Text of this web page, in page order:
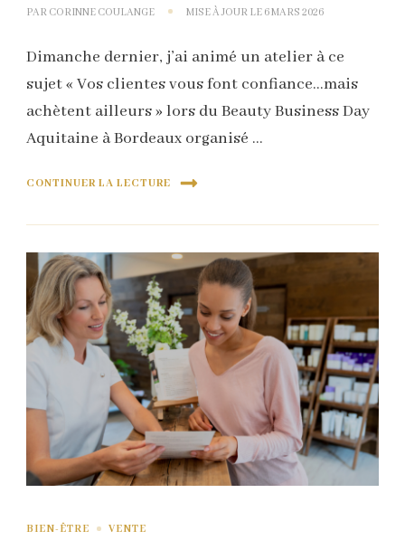
PAR CORINNE COULANGE MISE À JOUR LE 6 MARS 2026
Dimanche dernier, j’ai animé un atelier à ce
sujet « Vos clientes vous font confiance…mais
achètent ailleurs » lors du Beauty Business Day
Aquitaine à Bordeaux organisé …
CONTINUER LA LECTURE
BIEN-ÊTRE VENTE